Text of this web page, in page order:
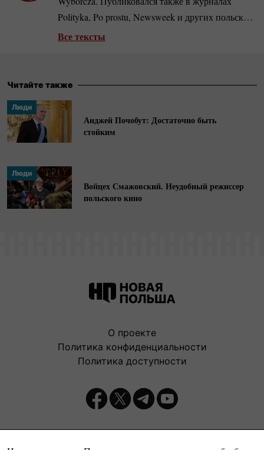
Polityka, Po prostu, Newsweek и других польских
и зарубежных изданиях. Автор документальных
«Берут. Когда партия была богом», «Абсудры
журналистских премий, включен в список ста
лучших польских репортеров.
Все тексты
Читайте также
Люди
Анджей Почобут: Достаточно быть
стойким
Люди
Войцех Смажовский. Неудобный режиссер
польского кино
О проекте
Политика конфиденциальности
Политика доступности